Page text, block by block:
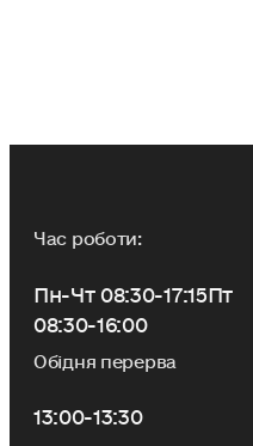
Час роботи:
Пн-Чт 08:30-17:15Пт
08:30-16:00
Обідня перерва
13:00-13:30